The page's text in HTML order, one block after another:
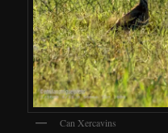
Can Xercavins